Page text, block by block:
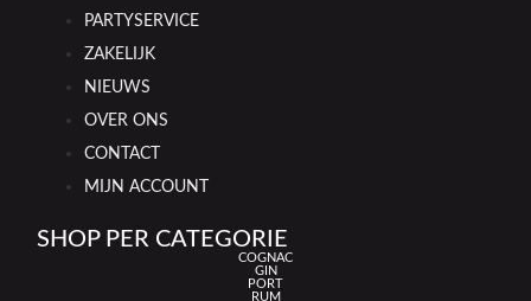
PARTYSERVICE
ZAKELIJK
NIEUWS
OVER ONS
CONTACT
MIJN ACCOUNT
SHOP PER CATEGORIE
COGNAC
GIN
PORT
RUM